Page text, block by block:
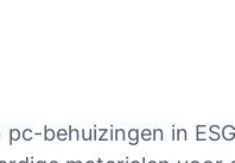
behuizingen in